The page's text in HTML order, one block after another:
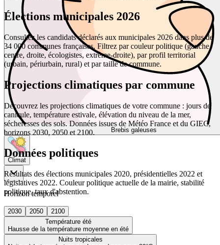
Brebis galeuses
Climat
Horizon temporel
2030 2050
2100
Température été
Hausse de la température moyenne en été
Nuits tropicales
Élections municipales 2026
Consultez les candidats déclarés aux municipales 2026 dans plus de
34 000 communes françaises. Filtrez par couleur politique (gauche,
centre, droite, écologistes, extrême-droite), par profil territorial
(urbain, périurbain, rural) et par taille de commune.
Projections climatiques par commune
Découvrez les projections climatiques de votre commune : jours de
canicule, température estivale, élévation du niveau de la mer,
sécheresses des sols. Données issues de Météo France et du GIEC,
horizons 2030, 2050 et 2100.
Données politiques
Résultats des élections municipales 2020, présidentielles 2022 et
législatives 2022. Couleur politique actuelle de la mairie, stabilité
politique, taux d'abstention.